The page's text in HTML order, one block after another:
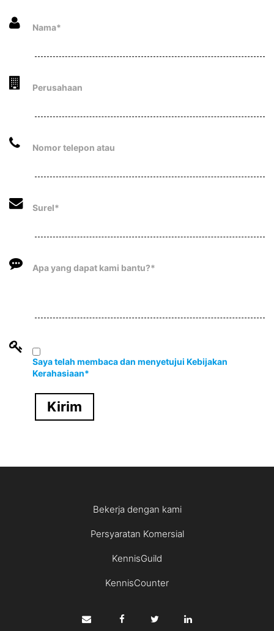
Nama*
Perusahaan
Nomor telepon atau
Surel*
Apa yang dapat kami bantu?*
Saya telah membaca dan menyetujui Kebijakan
Kerahasiaan*
Kirim
Bekerja dengan kami
Persyaratan Komersial
KennisGuild
KennisCounter